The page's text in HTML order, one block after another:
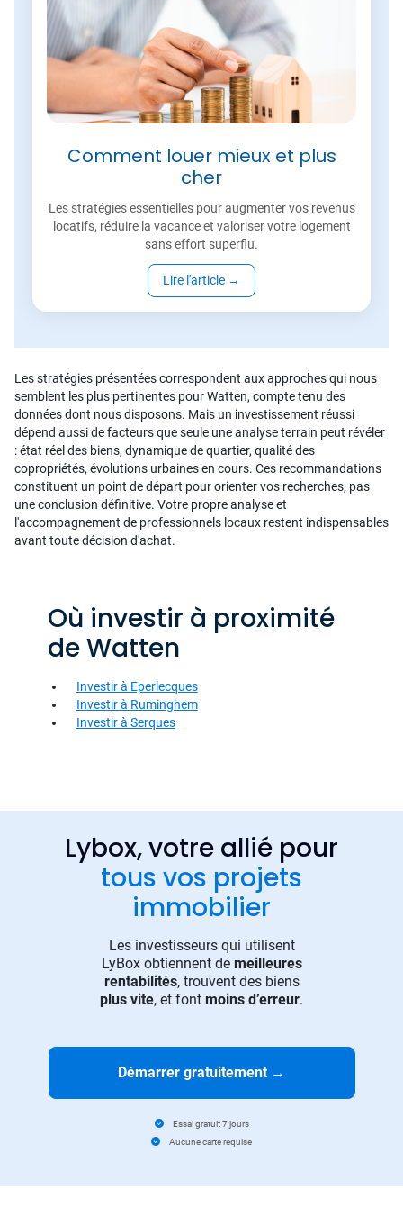
Comment louer mieux et plus
cher
Les stratégies essentielles pour augmenter vos revenus
locatifs, réduire la vacance et valoriser votre logement
sans effort superflu.
Lire l'article →
Les stratégies présentées correspondent aux approches qui nous
semblent les plus pertinentes pour Watten, compte tenu des
données dont nous disposons. Mais un investissement réussi
dépend aussi de facteurs que seule une analyse terrain peut révéler
: état réel des biens, dynamique de quartier, qualité des
copropriétés, évolutions urbaines en cours. Ces recommandations
constituent un point de départ pour orienter vos recherches, pas
une conclusion définitive. Votre propre analyse et
l'accompagnement de professionnels locaux restent indispensables
avant toute décision d'achat.
Où investir à proximité
de Watten
Investir à Eperlecques
Investir à Ruminghem
Investir à Serques
Lybox, votre allié pour
tous vos projets
immobilier
Les investisseurs qui utilisent
LyBox obtiennent de meilleures
rentabilités, trouvent des biens
plus vite, et font moins d’erreur.
Démarrer gratuitement →
Essai gratuit 7 jours
Aucune carte requise